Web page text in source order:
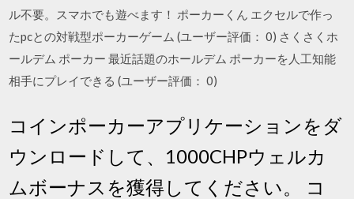
ル不要。スマホでも遊べます！ ポーカーくん エクセルで作っ
たpcとの対戦型ポーカーゲーム (ユーザー評価： 0) さくさくホ
ールデム ポーカー 最近話題のホールデム ポーカーを人工知能
相手にプレイできる (ユーザー評価： 0)
コインポーカーアプリケーションをダ
ウンロードして、1000CHPウェルカ
ムボーナスを獲得してください。 コ